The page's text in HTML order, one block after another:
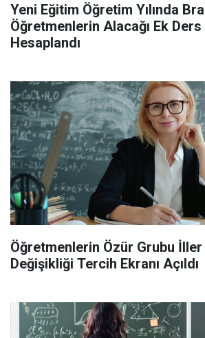
Yeni Eğitim Öğretim Yılında
Öğretmenlerin Alacağı Ek
Hesaplandı
Öğretmenlerin Özür Grubu İller
Değişikliği Tercih Ekranı Açıldı